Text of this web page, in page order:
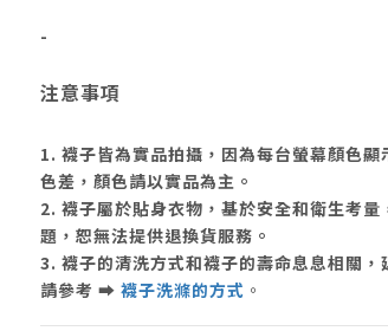
-
注意事項
1. 襪子皆為實品拍攝，因為每台螢幕顏色顯
色差，顏色請以實品為主。
2. 襪子屬於貼身衣物，基於安全和衛生考量
題，恕無法提供退換貨服務。
3. 襪子的清洗方式和襪子的壽命息息相關，
請參考 ➡ 襪子洗滌的方式 。